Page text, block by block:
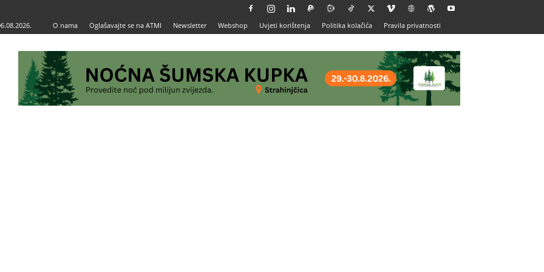
O nama Oglašavajte se na ATMI Newsletter Webshop Uvjeti korištenja Politika kolačića Pravila privatnosti